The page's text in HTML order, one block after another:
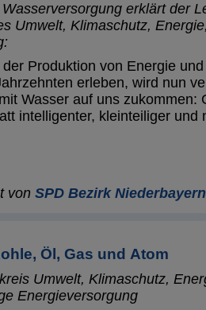
erklärt der
Umwelt, Klimaschutz,
Produktion von Energie
erleben, wird nun
Wasser auf uns zukommen:
intelligenter, kleinteiliger und
von SPD Bezirk Niederbayern
Öl, Gas und Atom
Umwelt, Klimaschutz,
Energieversorgung